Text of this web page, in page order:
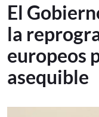
El
la
europeos
asequible